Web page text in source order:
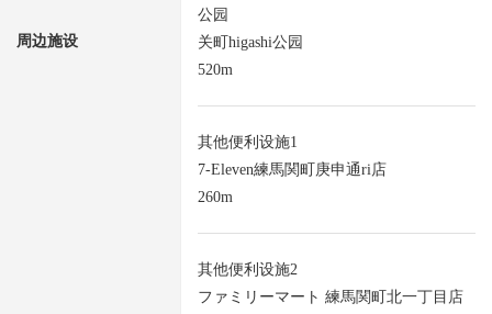
周边施设
公园
关町higashi公园
520m
其他便利设施1
7-Eleven練馬関町庚申通ri店
260m
其他便利设施2
ファミリーマート 練馬関町北一丁目店